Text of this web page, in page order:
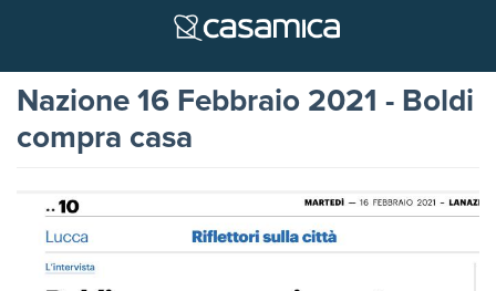
Nazione 16 Febbraio 2021 - Boldi
compra casa